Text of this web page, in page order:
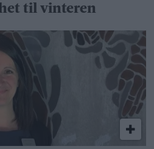
til vinteren